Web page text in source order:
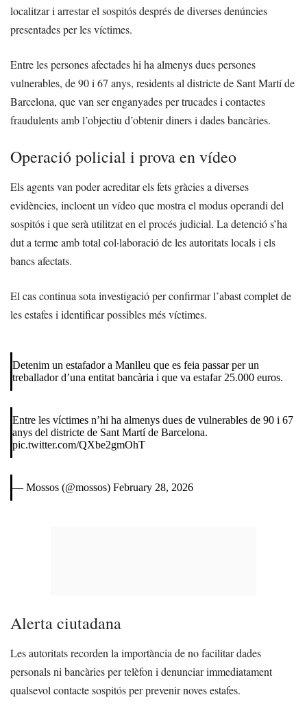
localitzar i arrestar el sospitós després de diverses denúncies
presentades per les víctimes.
Entre les persones afectades hi ha almenys dues persones
vulnerables, de 90 i 67 anys, residents al districte de Sant Martí de
Barcelona, que van ser enganyades per trucades i contactes
fraudulents amb l’objectiu d’obtenir diners i dades bancàries.
Operació policial i prova en vídeo
Els agents van poder acreditar els fets gràcies a diverses
evidències, incloent un vídeo que mostra el modus operandi del
sospitós i que serà utilitzat en el procés judicial. La detenció s’ha
dut a terme amb total col·laboració de les autoritats locals i els
bancs afectats.
El cas continua sota investigació per confirmar l’abast complet de
les estafes i identificar possibles més víctimes.
Detenim un estafador a Manlleu que es feia passar per un
treballador d’una entitat bancària i que va estafar 25.000 euros.
Entre les víctimes n’hi ha almenys dues de vulnerables de 90 i 67
anys del districte de Sant Martí de Barcelona.
pic.twitter.com/QXbe2gmOhT
— Mossos (@mossos) February 28, 2026
Alerta ciutadana
Les autoritats recorden la importància de no facilitar dades
personals ni bancàries per telèfon i denunciar immediatament
qualsevol contacte sospitós per prevenir noves estafes.